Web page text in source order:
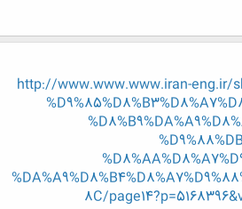
http://www.www.www.iran-eng.ir/
8C/